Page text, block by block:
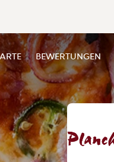
BEWERTUNGEN